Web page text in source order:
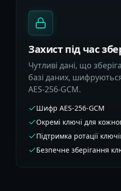
Захист під час
Чутливі дані, що
базі даних,
AES-256-GCM.
Шифр AES-256-GCM
Окремі ключі для
Підтримка ротації
Безпечне зберігання